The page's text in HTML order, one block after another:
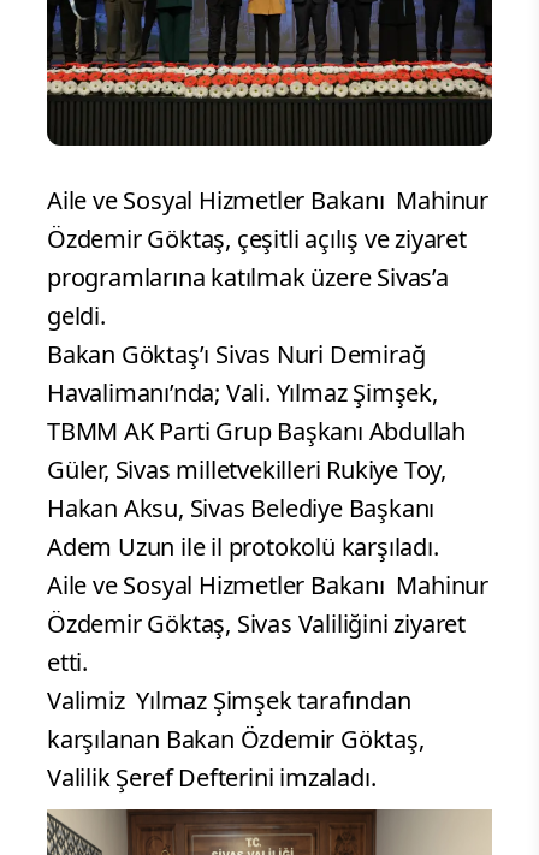
Aile ve Sosyal Hizmetler Bakanı Mahinur
Özdemir Göktaş, çeşitli açılış ve ziyaret
programlarına katılmak üzere Sivas’a
geldi.
Bakan Göktaş’ı Sivas Nuri Demirağ
Havalimanı’nda; Vali. Yılmaz Şimşek,
TBMM AK Parti Grup Başkanı Abdullah
Güler, Sivas milletvekilleri Rukiye Toy,
Hakan Aksu, Sivas Belediye Başkanı
Adem Uzun ile il protokolü karşıladı.
Aile ve Sosyal Hizmetler Bakanı Mahinur
Özdemir Göktaş, Sivas Valiliğini ziyaret
etti.
Valimiz Yılmaz Şimşek tarafından
karşılanan Bakan Özdemir Göktaş,
Valilik Şeref Defterini imzaladı.